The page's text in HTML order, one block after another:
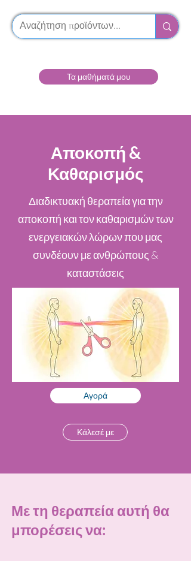
Τα μαθήματά μου
Αποκοπή &
Καθαρισμός
Διαδικτυακή θεραπεία για την
αποκοπή και τον καθαρισμών των
ενεργειακών λώρων που μας
συνδέουν με ανθρώπους &
καταστάσεις
Αγορά
Κάλεσέ με
Με τη θεραπεία αυτή θα
μπορέσεις να: